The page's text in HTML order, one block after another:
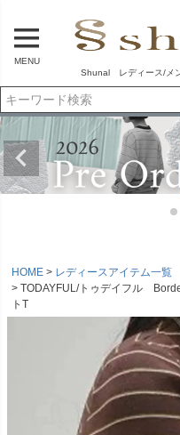
MENU
Shunal レディース/メ
HOME
レディースアイテム一覧
TODAYFUL/トゥデイフル
トT